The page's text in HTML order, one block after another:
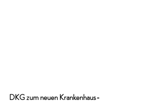
DKG zum neuen Krankenhaus-